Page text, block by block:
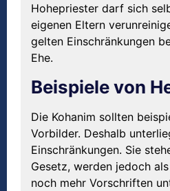
Hohepriester darf sich
eigenen Eltern
gelten Einschränkungen
Ehe.
Beispiele von
Die Kohanim sollten
Vorbilder. Deshalb
Einschränkungen. Sie
Gesetz, werden jedoch
noch mehr Vorschriften